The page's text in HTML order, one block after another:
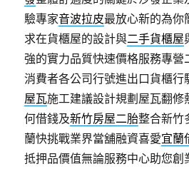
驗專家音波拉皮最放心新的為你
求在貨櫃屋的設計與二手貨櫃屋
強的實力品質快速價格服務專營
消費者各公司行號進出口貨櫃行
屋瓦施工建議設計規劃屋瓦翻修
何借錢及新竹房屋二胎整合新竹
蘭快挑戰業界當舖融資喜愛宜蘭
抵押品價值無論服務中心助您創